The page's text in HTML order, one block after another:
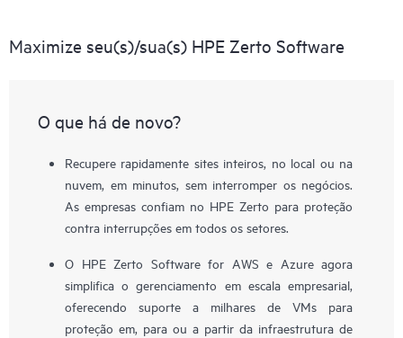
Maximize seu(s)/sua(s) HPE Zerto Software
O que há de novo?
Recupere rapidamente sites inteiros, no local ou na
nuvem, em minutos, sem interromper os negócios.
As empresas confiam no HPE Zerto para proteção
contra interrupções em todos os setores.
O HPE Zerto Software for AWS e Azure agora
simplifica o gerenciamento em escala empresarial,
oferecendo suporte a milhares de VMs para
proteção em, para ou a partir da infraestrutura de